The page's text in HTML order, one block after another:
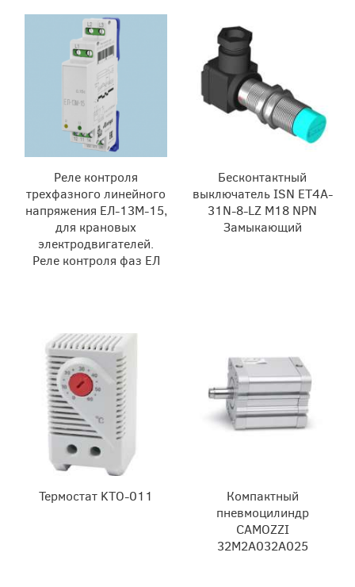
Реле контроля
трехфазного линейного
напряжения ЕЛ-13М-15,
для крановых
электродвигателей.
Реле контроля фаз ЕЛ
Бесконтактный
выключатель ISN ET4A-
31N-8-LZ M18 NPN
Замыкающий
Термостат KTO-011
Компактный
пневмоцилиндр
CAMOZZI
32M2A032A025